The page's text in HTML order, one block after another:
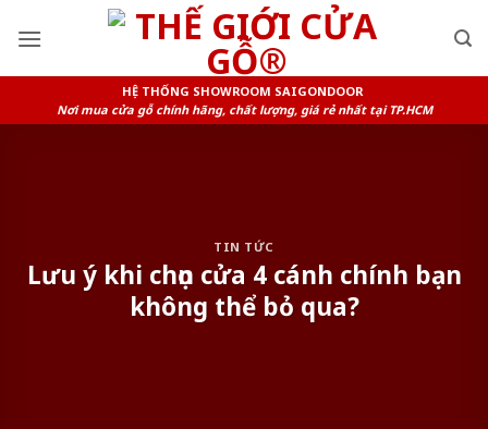
HỆ THỐNG SHOWROOM SAIGONDOOR
Nơi mua cửa gỗ chính hãng, chất lượng, giá rẻ nhất tại TP.HCM
TIN TỨC
Lưu ý khi chọn cửa 4 cánh chính bạn
không thể bỏ qua?